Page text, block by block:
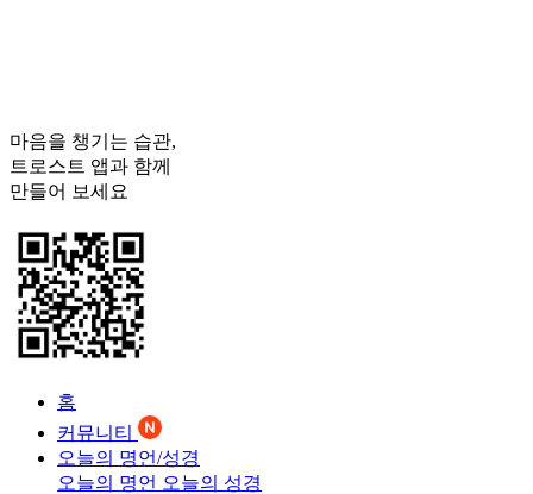
마음을 챙기는 습관,
트로스트 앱과 함께
만들어 보세요
홈
커뮤니티
오늘의 명언/성경
오늘의 명언 오늘의 성경